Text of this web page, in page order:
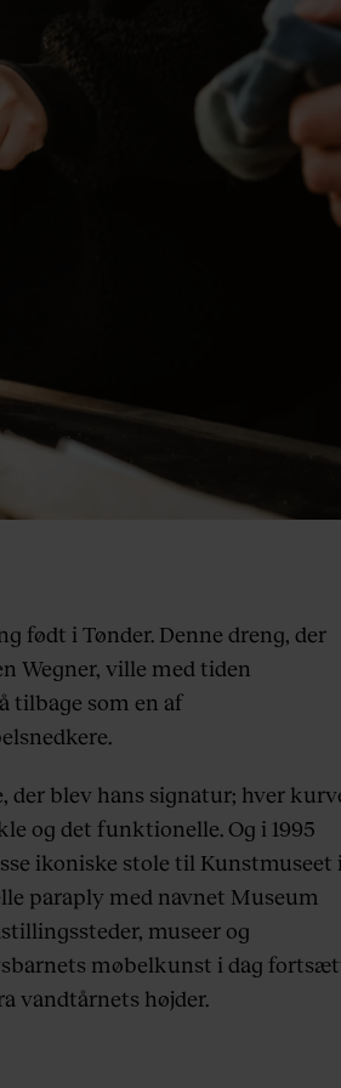
født i Tønder. Denne dreng, der
Wegner, ville med tiden
tilbage som en af
der blev hans signatur; hver
og det funktionelle. Og i 1995
ikoniske stole til Kunstmuseet
paraply med navnet Museum
museer og
møbelkunst i dag
vandtårnets højder.